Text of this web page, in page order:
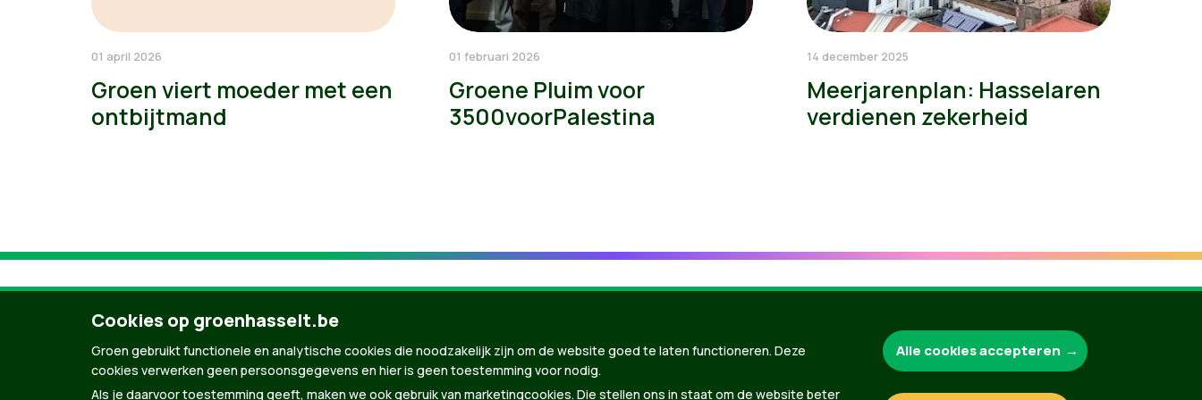
01 april 2026
Groen viert moeder met een
ontbijtmand
01 februari 2026
Groene Pluim voor
3500voorPalestina
14 december 2025
Meerjarenplan: Hasselaren
verdienen zekerheid
Groen.be
Cookies op groenhasselt.be
Groen gebruikt functionele en analytische cookies die noodzakelijk zijn om de website goed te laten functioneren. Deze
cookies verwerken geen persoonsgegevens en hier is geen toestemming voor nodig.
Als je daarvoor toestemming geeft, maken we ook gebruik van marketingcookies. Die stellen ons in staat om de website beter
Alle cookies accepteren